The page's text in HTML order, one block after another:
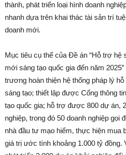
thành, phát triển loại hình doanh
nhanh dựa trên khai thác tài sản trí
doanh mới.
Mục tiêu cụ thể của Đề án “Hỗ trợ hệ
mới sáng tạo quốc gia đến năm
trương hoàn thiện hệ thống pháp lý
sáng tạo; thiết lập được Cổng thông
tạo quốc gia; hỗ trợ được 800 dự án,
nghiệp, trong đó 50 doanh nghiệp gọi
nhà đầu tư mạo hiểm, thực hiện mua
giá trị ước tính khoảng 1.000 tỷ đồng.